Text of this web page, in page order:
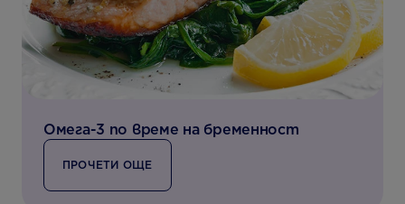
Oмега-3 по време на бременност
ПРОЧЕТИ ОЩЕ